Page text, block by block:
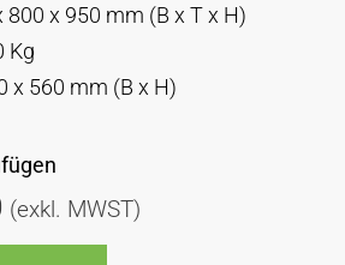
800 x 950 mm (B x T x H)
Kg
x 560 mm (B x H)
(exkl. MWST)